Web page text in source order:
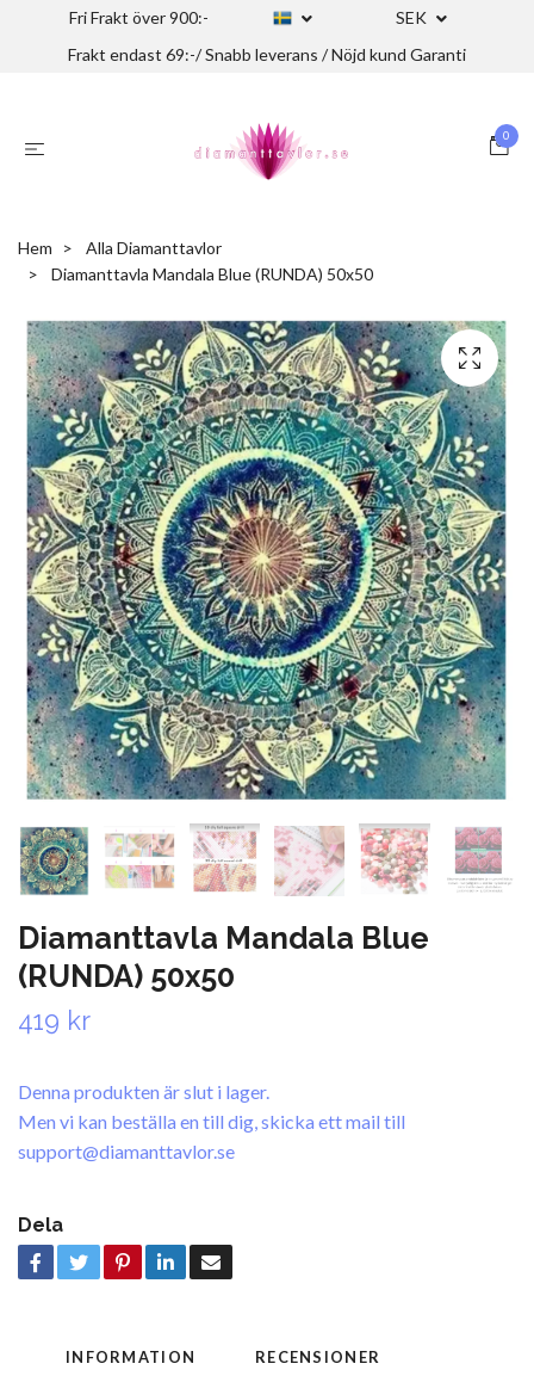
Fri Frakt över 900:-
SEK
Frakt endast 69:-/ Snabb leverans / Nöjd kund Garanti
0
Hem
Alla Diamanttavlor
Diamanttavla Mandala Blue (RUNDA) 50x50
Diamanttavla Mandala Blue
(RUNDA) 50x50
419 kr
Denna produkten är slut i lager.
Men vi kan beställa en till dig, skicka ett mail till
support@diamanttavlor.se
Dela
INFORMATION RECENSIONER